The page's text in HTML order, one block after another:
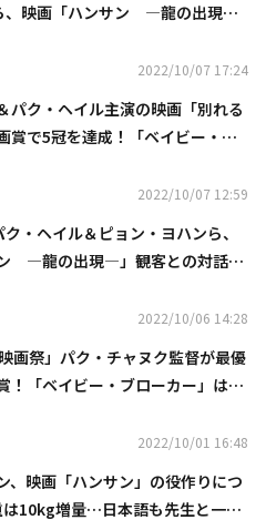
、映画「ハンサン ―龍の出現
2022/10/07 17:24
パク・ヘイル主演の映画「別れる
賞で5冠を達成！「ベイビー・ブ
2022/10/07 12:59
ク・ヘイル＆ピョン・ヨハンら、
―龍の出現―」観客との対話イ
2022/10/06 14:28
画祭」パク・チャヌク監督が最優
！「ベイビー・ブローカー」は2
2022/10/01 16:48
、映画「ハンサン」の役作りにつ
は10kg増量…日本語も先生と一緒